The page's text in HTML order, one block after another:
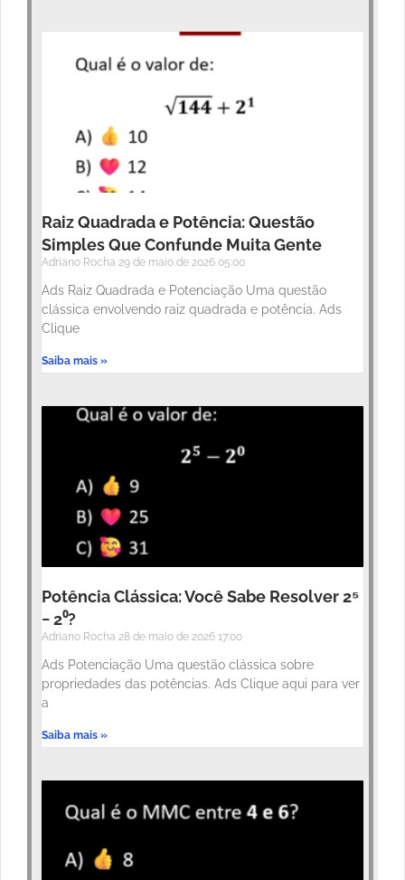
Raiz Quadrada e Potência: Questão
Simples Que Confunde Muita Gente
Adriano Rocha 29 de maio de 2026 05:00
Ads Raiz Quadrada e Potenciação Uma questão
clássica envolvendo raiz quadrada e potência. Ads
Clique
Saiba mais »
Potência Clássica: Você Sabe Resolver 2⁵
− 2⁰?
Adriano Rocha 28 de maio de 2026 17:00
Ads Potenciação Uma questão clássica sobre
propriedades das potências. Ads Clique aqui para ver
a
Saiba mais »